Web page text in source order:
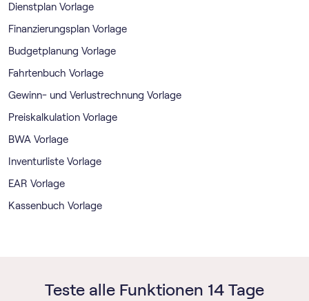
Dienstplan Vorlage
Finanzierungsplan Vorlage
Budgetplanung Vorlage
Fahrtenbuch Vorlage
Gewinn- und Verlustrechnung Vorlage
Preiskalkulation Vorlage
BWA Vorlage
Inventurliste Vorlage
EAR Vorlage
Kassenbuch Vorlage
Teste alle Funktionen 14 Tage